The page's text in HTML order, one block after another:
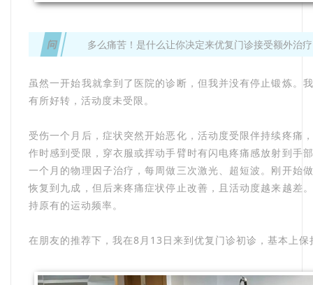
问 多么痛苦！是什么让你决定来优复门诊接受额外治
虽然一开始我就拿到了医院的诊断，但我并没有停止锻炼。
有所好转，活动度未受限。
受伤一个月后，症状突然开始恶化，活动度受限伴持续疼痛
作时感到受限，穿衣服或挥动手臂时有闪电疼痛感放射到手
一个月的物理因子治疗，每周做三次激光、超短波。刚开始
恢复到九成，但后来疼痛症状停止改善，且活动度越来越差
持原有的运动频率。
在朋友的推荐下，我在8月13日来到优复门诊初诊，基本上